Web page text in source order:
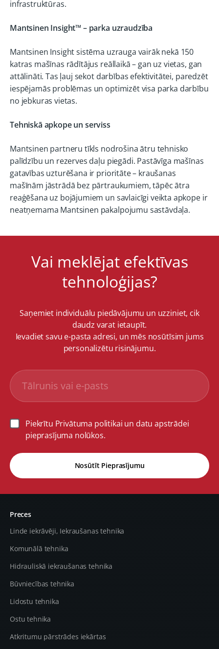
infrastruktūras.
Mantsinen Insight™ – parka uzraudzība
Mantsinen Insight sistēma uzrauga vairāk nekā 150
katras mašīnas rādītājus reāllaikā – gan uz vietas, gan
attālināti. Tas ļauj sekot darbības efektivitātei, paredzēt
iespējamās problēmas un optimizēt visa parka darbību
no jebkuras vietas.
Tehniskā apkope un serviss
Mantsinen partneru tīkls nodrošina ātru tehnisko
palīdzību un rezerves daļu piegādi. Pastāvīga mašīnas
gatavības uzturēšana ir prioritāte – kraušanas
mašīnām jāstrādā bez pārtraukumiem, tāpēc ātra
reaģēšana uz bojājumiem un savlaicīgi veikta apkope ir
neatņemama Mantsinen pakalpojumu sastāvdaļa.
Vai meklējat efektīvas
tehnoloģijas?
Saņemiet individuālu piedāvājumu un uzziniet, cik
daudz varat ietaupīt.
Ievadiet savu e-pasta adresi, un mēs nosūtīsim jums
personalizētu risinājumu.
Piekrītu Privātuma politikai un datu apstrādei
pieprasījuma nolūkos.
Nosūtīt Pieprasījumu
Preces
Linde iekrāvēji, Iekraušanas tehnika
Komunālā tehnika
Hidrauliskā iekraušanas tehnika
Būvniecības tehnika
Lidostu tehnika
Ostu tehnika
Atkritumu pārstrādes iekārtas